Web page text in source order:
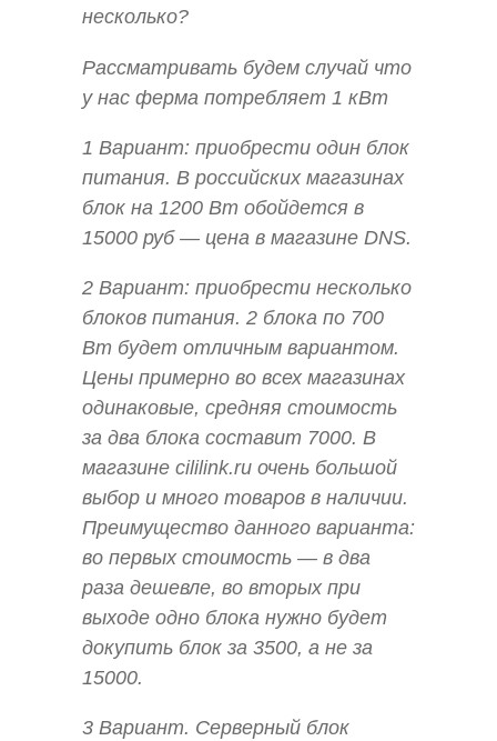
несколько?
Рассматривать будем случай что
у нас ферма потребляет 1 кВт
1 Вариант: приобрести один блок
питания. В российских магазинах
блок на 1200 Вт обойдется в
15000 руб — цена в магазине DNS.
2 Вариант: приобрести несколько
блоков питания. 2 блока по 700
Вт будет отличным вариантом.
Цены примерно во всех магазинах
одинаковые, средняя стоимость
за два блока составит 7000. В
магазине cililink.ru очень большой
выбор и много товаров в наличии.
Преимущество данного варианта:
во первых стоимость — в два
раза дешевле, во вторых при
выходе одно блока нужно будет
докупить блок за 3500, а не за
15000.
3 Вариант. Серверный блок